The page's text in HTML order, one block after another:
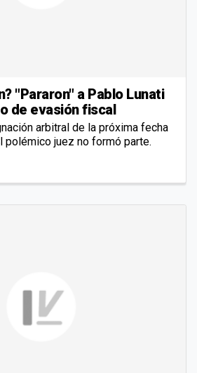
"Pararon" a Pablo Lunati
de evasión fiscal
arbitral de la próxima fecha
polémico juez no formó parte.